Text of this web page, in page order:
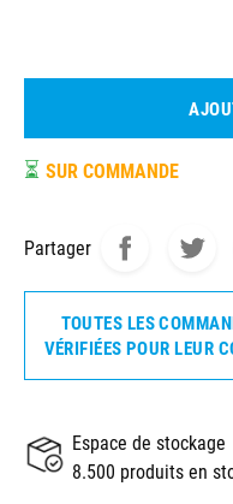
⏳ SUR COMMANDE
Partager
TOUTES LES
VÉRIFIÉES POUR LEUR
Espace de stockage
8.500 produits en